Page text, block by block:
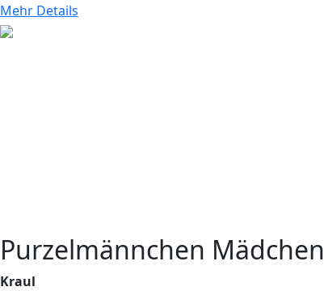
Mehr Details
Purzelmännchen Mädchen
Kraul